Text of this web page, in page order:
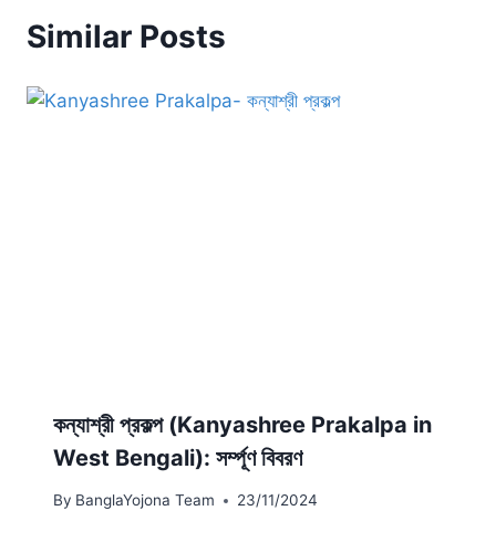
Similar Posts
কন্যাশ্রী প্রকল্প (Kanyashree Prakalpa in
West Bengali): সর্ম্পূণ বিবরণ
By BanglaYojona Team 23/11/2024